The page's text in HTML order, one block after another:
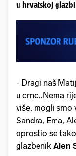
u hrvatskoj glazbi
- Dragi naš
u crno..Nema
više, mogli smo
Sandra, Ema,
oprostio se
glazbenik Alen